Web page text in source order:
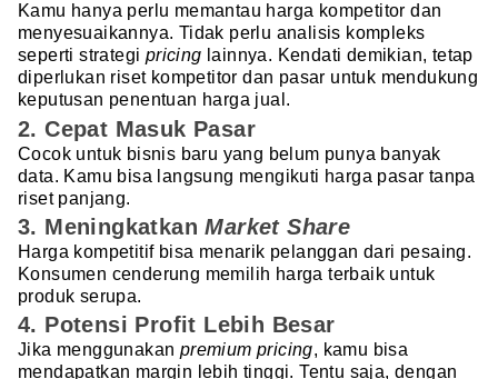
Kamu hanya perlu memantau harga kompetitor dan
menyesuaikannya. Tidak perlu analisis kompleks
seperti strategi pricing lainnya. Kendati demikian, tetap
diperlukan riset kompetitor dan pasar untuk mendukung
keputusan penentuan harga jual.
2. Cepat Masuk Pasar
Cocok untuk bisnis baru yang belum punya banyak
data. Kamu bisa langsung mengikuti harga pasar tanpa
riset panjang.
3. MeningkatkanMarket Share
Harga kompetitif bisa menarik pelanggan dari pesaing.
Konsumen cenderung memilih harga terbaik untuk
produk serupa.
4. Potensi Profit Lebih Besar
Jika menggunakan premium pricing, kamu bisa
mendapatkan margin lebih tinggi. Tentu saja, dengan